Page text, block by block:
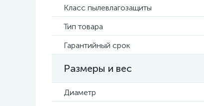
Класс пылевлагозащиты
Тип товара
Гарантийный срок
Размеры и вес
Диаметр